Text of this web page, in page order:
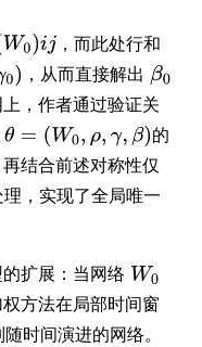
，而此处行和
，从而直接解出
，作者通过验证关
的
结合前述对称性仅
，实现了全局唯一
扩展：当网络
方法在局部时间窗
随时间演进的网络。